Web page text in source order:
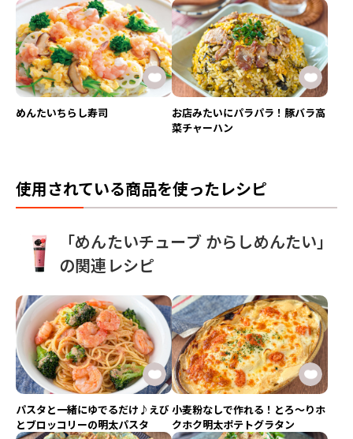
めんたいちらし寿司
お店みたいにパラパラ！豚バラ高
菜チャーハン
使用されている商品を使ったレシピ
「めんたいチューブ からしめんたい」
の関連レシピ
パスタと一緒にゆでるだけ♪えび
とブロッコリーの明太パスタ
小麦粉なしで作れる！とろ〜りホ
クホク明太ポテトグラタン